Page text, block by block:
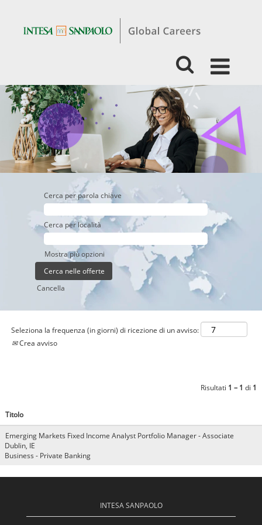
Experienced
Business
Private
Banking
Cerca per parola chiave
Cerca per località
Mostra più opzioni
Cancella
Seleziona la frequenza (in giorni) di ricezione di un avviso:
Crea avviso
Risultati 1 – 1 di 1
Titolo
Emerging Markets Fixed Income Analyst Portfolio Manager - Associate
Dublin, IE
Business - Private Banking
INTESA SANPAOLO